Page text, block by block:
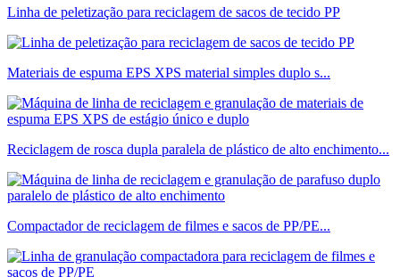
Linha de peletização para reciclagem de sacos de tecido PP
Materiais de espuma EPS XPS material simples duplo s...
Reciclagem de rosca dupla paralela de plástico de alto enchimento...
Compactador de reciclagem de filmes e sacos de PP/PE...